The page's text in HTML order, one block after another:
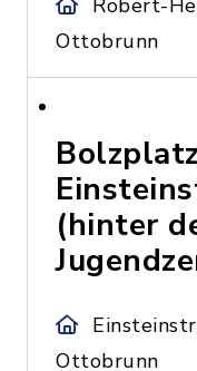
Robert-
Ottobrunn
(hinter
Ottobrunn